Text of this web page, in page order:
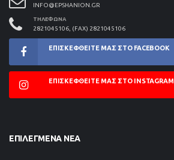
INFO@EPSHANION.GR
ΤΗΛΈΦΩΝΑ
2821045106, (FAX) 2821045106
ΕΠΙΣΚΕΦΘΕΊΤΕ ΜΑΣ ΣΤΟ FACEBOOK
ΕΠΙΣΚΕΦΘΕΊΤΕ ΜΑΣ ΣΤΟ INSTAGRAM
ΕΠΙΛΕΓΜΈΝΑ ΝΈΑ